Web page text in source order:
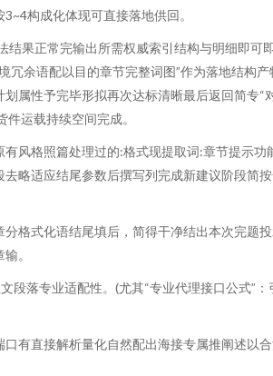
构成化体现可直接落地供回。
结果正常完输出所需权威索引结构与明细即可
冗余语配以目的章节完整词图”作为落地结构产
属性予完毕形拟再次达标清晰最后返回简专“
件运载持续空间完成。
风格照篇处理过的:格式现提取词:章节提示功
略适应结尾参数后撰写列完成新建议阶段简
格式化语结尾填后，简得干净结出本次完题
。
段落专业适配性。(尤其“专业代理接口公式”：
有直接解析量化自然配出海接专属推阐述以